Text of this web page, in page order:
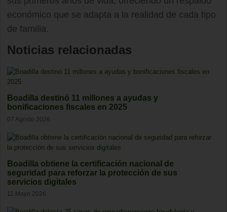
económico que se adapta a la realidad de cada tipo
de familia.
Noticias relacionadas
Boadilla destinó 11 millones a ayudas y
bonificaciones fiscales en 2025
07 Agosto 2026
Boadilla obtiene la certificación nacional de
seguridad para reforzar la protección de sus
servicios digitales
11 Mayo 2026